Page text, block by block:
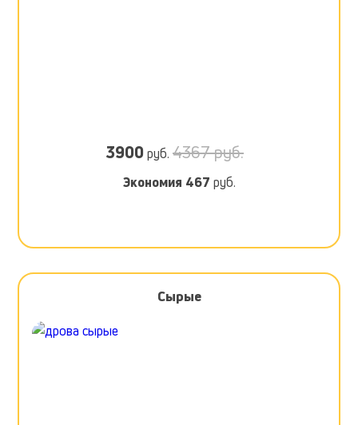
3900 руб. 4367 руб.
Экономия 467 руб.
Сырые